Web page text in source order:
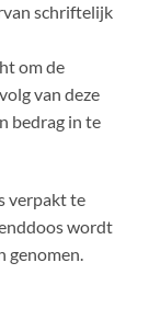
schriftelijk
om de
van deze
bedrag in te
verpakt te
wordt
genomen.